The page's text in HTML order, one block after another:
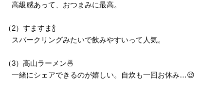
高級感あって、おつまみに最高。
（2）すますま🍾
スパークリングみたいで飲みやすいって人気。
（3）高山ラーメン🍜
一緒にシェアできるのが嬉しい。自炊も一回お休み…😌